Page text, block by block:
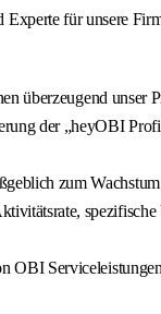
Experte für unsere
überzeugend unser
der „heyOBI
zum
OBI